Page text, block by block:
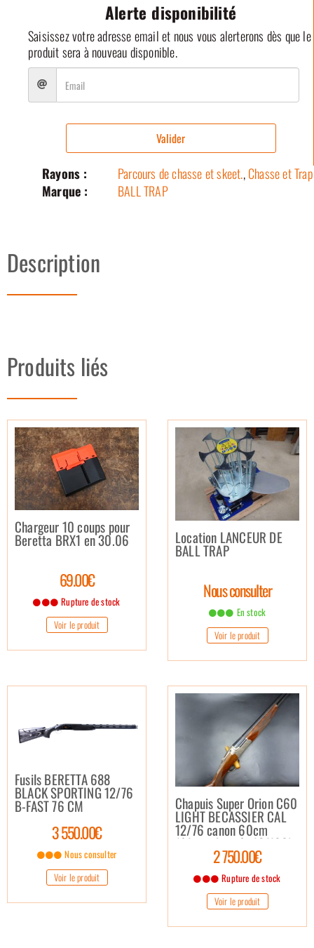
Alerte disponibilité
Saisissez votre adresse email et nous vous alerterons dès que le
produit sera à nouveau disponible.
Valider
Rayons : Parcours de chasse et skeet.,Chasse et Trap
Marque :
BALL TRAP
Description
Produits liés
Chargeur 10 coups pour
Beretta BRX1 en 30.06
69.00€
Rupture de stock
Voir le produit
Location LANCEUR DE
BALL TRAP
Nous consulter
En stock
Voir le produit
Fusils BERETTA 688
BLACK SPORTING 12/76
B-FAST 76 CM
3 550.00€
Nous consulter
Voir le produit
Chapuis Super Orion C60
LIGHT BECASSIER CAL
12/76 canon 60cm
(édition limitée 12/100)
2 750.00€
Rupture de stock
Voir le produit